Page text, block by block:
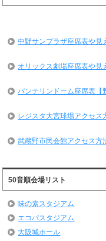
中野サンプラザ座席表や見
オリックス劇場座席表や見
バンテリンドーム座席表【
レジスタ大宮球場アクセス
武蔵野市民会館アクセス
50音順会場リスト
味の素スタジアム
エコパスタジアム
大阪城ホール